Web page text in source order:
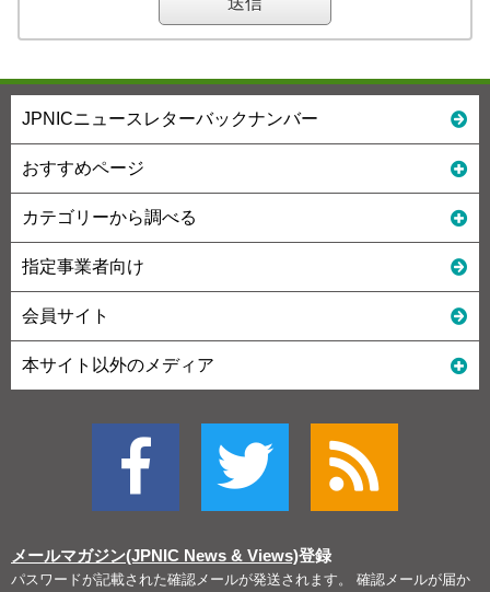
JPNICニュースレターバックナンバー
おすすめページ
カテゴリーから調べる
指定事業者向け
会員サイト
本サイト以外のメディア
メールマガジン(JPNIC News & Views)登録
パスワードが記載された確認メールが発送されます。 確認メールが届か